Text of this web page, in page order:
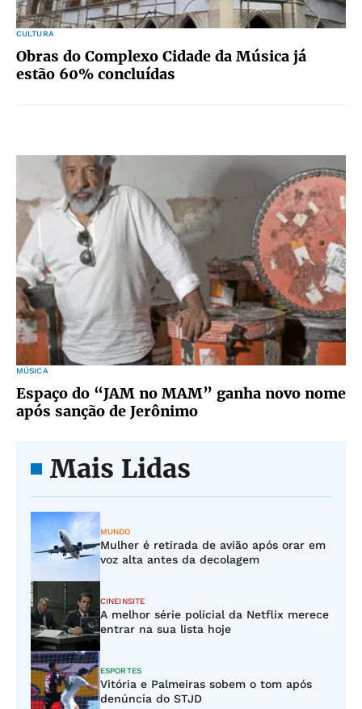
CULTURA
Obras do Complexo Cidade da Música já
estão 60% concluídas
MÚSICA
Espaço do “JAM no MAM” ganha novo nome
após sanção de Jerônimo
Mais Lidas
MUNDO
Mulher é retirada de avião após orar em
voz alta antes da decolagem
CINEINSITE
A melhor série policial da Netflix merece
entrar na sua lista hoje
ESPORTES
Vitória e Palmeiras sobem o tom após
denúncia do STJD